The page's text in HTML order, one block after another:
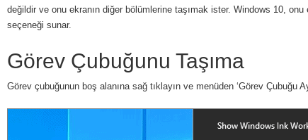
değildir ve onu ekranın diğer bölümlerine taşımak ister. Windows 10,
seçeneği sunar.
Görev Çubuğunu Taşıma
Görev çubuğunun boş alanına sağ tıklayın ve menüden ‘Görev Çubuğu